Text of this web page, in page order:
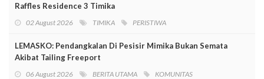
Raffles Residence 3 Timika
02 August 2026 TIMIKA PERISTIWA
LEMASKO: Pendangkalan Di Pesisir Mimika Bukan Semata
Akibat Tailing Freeport
06 August 2026 BERITA UTAMA KOMUNITAS